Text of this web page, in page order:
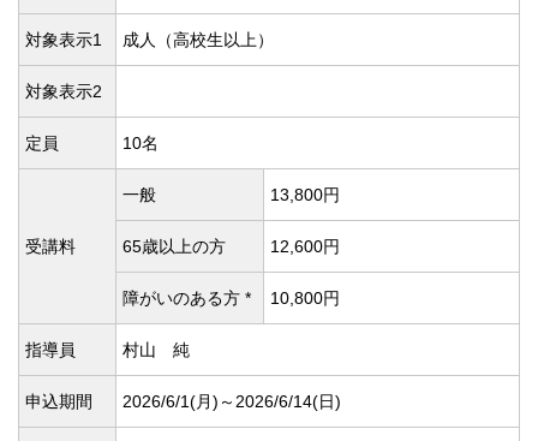
対象表示1 成人（高校生以上）
対象表示2
定員 10名
受講料
一般 13,800円
65歳以上の方 12,600円
障がいのある方 * 10,800円
指導員 村山 純
申込期間 2026/6/1(月)～2026/6/14(日)